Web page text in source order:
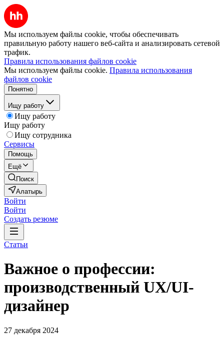
Мы используем файлы cookie, чтобы обеспечивать
правильную работу нашего веб-сайта и анализировать сетевой
трафик.
Правила использования файлов cookie
Мы используем файлы cookie. Правила использования
файлов cookie
Понятно
Ищу работу
Ищу работу
Ищу работу
Ищу сотрудника
Сервисы
Помощь
Ещё
Поиск
Алатырь
Войти
Войти
Создать резюме
Статьи
Важное о профессии:
производственный UX/UI-
дизайнер
27 декабря 2024